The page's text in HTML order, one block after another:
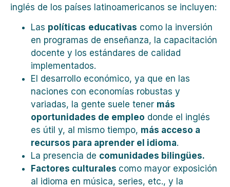
inglés de los países latinoamericanos se incluyen:
Las políticas educativas como la inversión
en programas de enseñanza, la capacitación
docente y los estándares de calidad
implementados.
El desarrollo económico, ya que en las
naciones con economías robustas y
variadas, la gente suele tener más
oportunidades de empleo donde el inglés
es útil y, al mismo tiempo, más acceso a
recursos para aprender el idioma.
La presencia de comunidades bilingües.
Factores culturales como mayor exposición
al idioma en música, series, etc., y la